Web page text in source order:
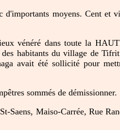
moyens. Cent et
vénéré dans toute la
habitants du village de
avait été sollicité pour
sommés de démissionner.
Saens, Maiso-Carrée, Rue